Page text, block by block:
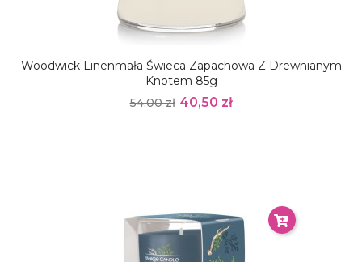
Woodwick Linenmała Świeca Zapachowa Z Drewnianym
Knotem 85g
54,00 zł 40,50 zł